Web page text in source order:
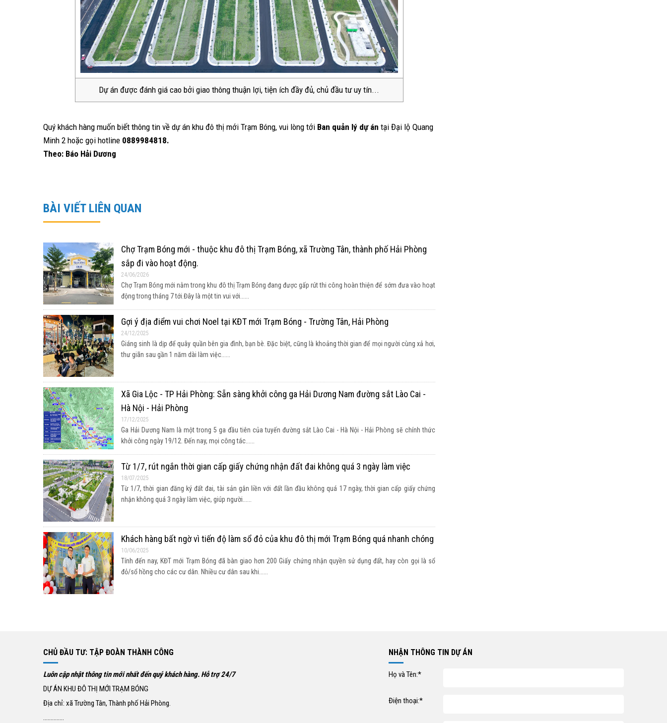
Dự án được đánh giá cao bởi giao thông thuận lợi, tiện ích đầy đủ, chủ đầu tư uy tín...
Quý khách hàng muốn biết thông tin về dự án khu đô thị mới Trạm Bóng, vui lòng tới Ban quản lý dự án tại Đại lộ Quang
Minh 2 hoặc gọi hotline 0889984818.
Theo: Báo Hải Dương
BÀI VIẾT LIÊN QUAN
Chợ Trạm Bóng mới - thuộc khu đô thị Trạm Bóng, xã Trường Tân, thành phố Hải Phòng
sắp đi vào hoạt động.
24/06/2026
Chợ Trạm Bóng mới nằm trong khu đô thị Trạm Bóng đang được gấp rút thi công hoàn thiện để sớm đưa vào hoạt
động trong tháng 7 tới.Đây là một tin vui với......
Gợi ý địa điểm vui chơi Noel tại KĐT mới Trạm Bóng - Trường Tân, Hải Phòng
24/12/2025
Giáng sinh là dịp để quây quần bên gia đình, bạn bè. Đặc biệt, cũng là khoảng thời gian để mọi người cùng xả hơi,
thư giãn sau gần 1 năm dài làm việc......
Xã Gia Lộc - TP Hải Phòng: Sẵn sàng khởi công ga Hải Dương Nam đường sắt Lào Cai -
Hà Nội - Hải Phòng
17/12/2025
Ga Hải Dương Nam là một trong 5 ga đầu tiên của tuyến đường sắt Lào Cai - Hà Nội - Hải Phòng sẽ chính thức
khởi công ngày 19/12. Đến nay, mọi công tác......
Từ 1/7, rút ngắn thời gian cấp giấy chứng nhận đất đai không quá 3 ngày làm việc
18/07/2025
Từ 1/7, thời gian đăng ký đất đai, tài sản gắn liền với đất lần đầu không quá 17 ngày, thời gian cấp giấy chứng
nhận không quá 3 ngày làm việc, giúp người......
Khách hàng bất ngờ vì tiến độ làm sổ đỏ của khu đô thị mới Trạm Bóng quá nhanh chóng
10/06/2025
Tính đến nay, KĐT mới Trạm Bóng đã bàn giao hơn 200 Giấy chứng nhận quyền sử dụng đất, hay còn gọi là sổ
đỏ/sổ hồng cho các cư dân. Nhiều cư dân sau khi......
CHỦ ĐẦU TƯ: TẬP ĐOÀN THÀNH CÔNG
Luôn cập nhật thông tin mới nhất đến quý khách hàng. Hỗ trợ 24/7
DỰ ÁN KHU ĐÔ THỊ MỚI TRẠM BÓNG
Địa chỉ: xã Trường Tân, Thành phố Hải Phòng.
..............
NHẬN THÔNG TIN DỰ ÁN
Họ và Tên:*
Điện thoại:*